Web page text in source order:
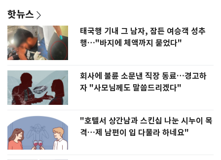
핫뉴스
태국행 기내 그 남자, 잠든 여승객 성추
행…"바지에 체액까지 묻었다"
회사에 불륜 소문낸 직장 동료…경고하
자 "사모님께도 말씀드리겠다"
"호텔서 상간남과 스킨십 나눈 시누이 목
격…제 남편이 입 다물라 하네요"